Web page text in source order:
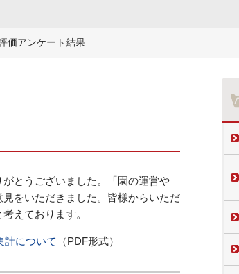
価アンケート結果
とうございました。「園の運営や
をいただきました。皆様からいただ
えております。
計について （PDF形式）